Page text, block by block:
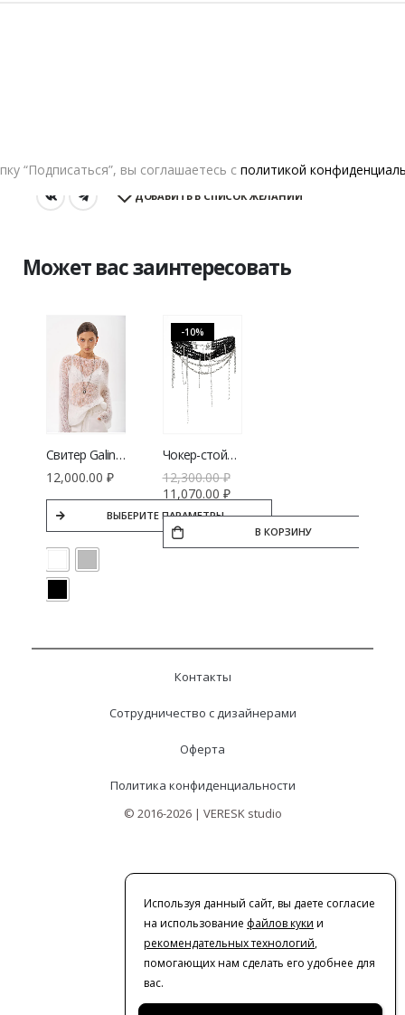
ДОБАВИТЬ В СПИСОК ЖЕЛАНИЙ
Может вас заинтересовать
Свитер Galina Kovalenko из мохера
12,000.00₽
ВЫБЕРИТЕ ПАРАМЕТРЫ
-10%
Чокер-стойка BIJU BLESK черный
12,300.00₽
11,070.00 ₽
В КОРЗИНУ
Контакты
Сотрудничество с дизайнерами
Оферта
Политика конфиденциальности
© 2016-2026 | VERESK studio
Используя данный сайт, вы даете согласие
на использование файлов куки и
рекомендательных технологий,
помогающих нам сделать его удобнее для
вас.
“Подписаться”, вы соглашаетесь с политикой